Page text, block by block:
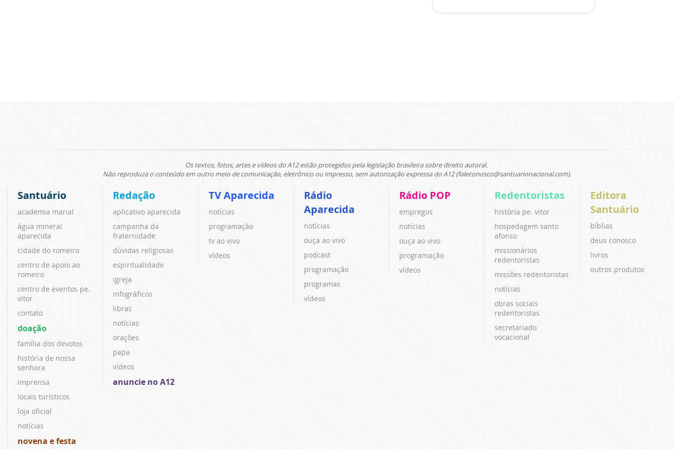
Os textos, fotos, artes e vídeos do A12 estão protegidos pela legislação brasileira sobre direito autoral.
Não reproduza o conteúdo em outro meio de comunicação, eletrônico ou impresso, sem autorização expressa do A12 (faleconosco@santuarionacional.com).
Santuário
academia marial
água mineral
aparecida
cidade do romeiro
centro de apoio ao
romeiro
centro de eventos pe.
vitor
contato
doação
família dos devotos
história de nossa
senhora
imprensa
locais turísticos
loja oficial
notícias
novena e festa
Redação
aplicativo aparecida
campanha da
fraternidade
dúvidas religiosas
espiritualidade
igreja
infográficos
libras
notícias
orações
papa
vídeos
anuncie no A12
TV Aparecida
notícias
programação
tv ao vivo
vídeos
Rádio
Aparecida
notícias
ouça ao vivo
podcast
programação
programas
vídeos
Rádio POP
empregos
notícias
ouça ao vivo
programação
vídeos
Redentoristas
história pe. vitor
hospedagem santo
afonso
missionários
redentoristas
missões redentoristas
notícias
obras sociais
redentoristas
secretariado
vocacional
Editora
Santuário
bíblias
deus conosco
livros
outros produtos